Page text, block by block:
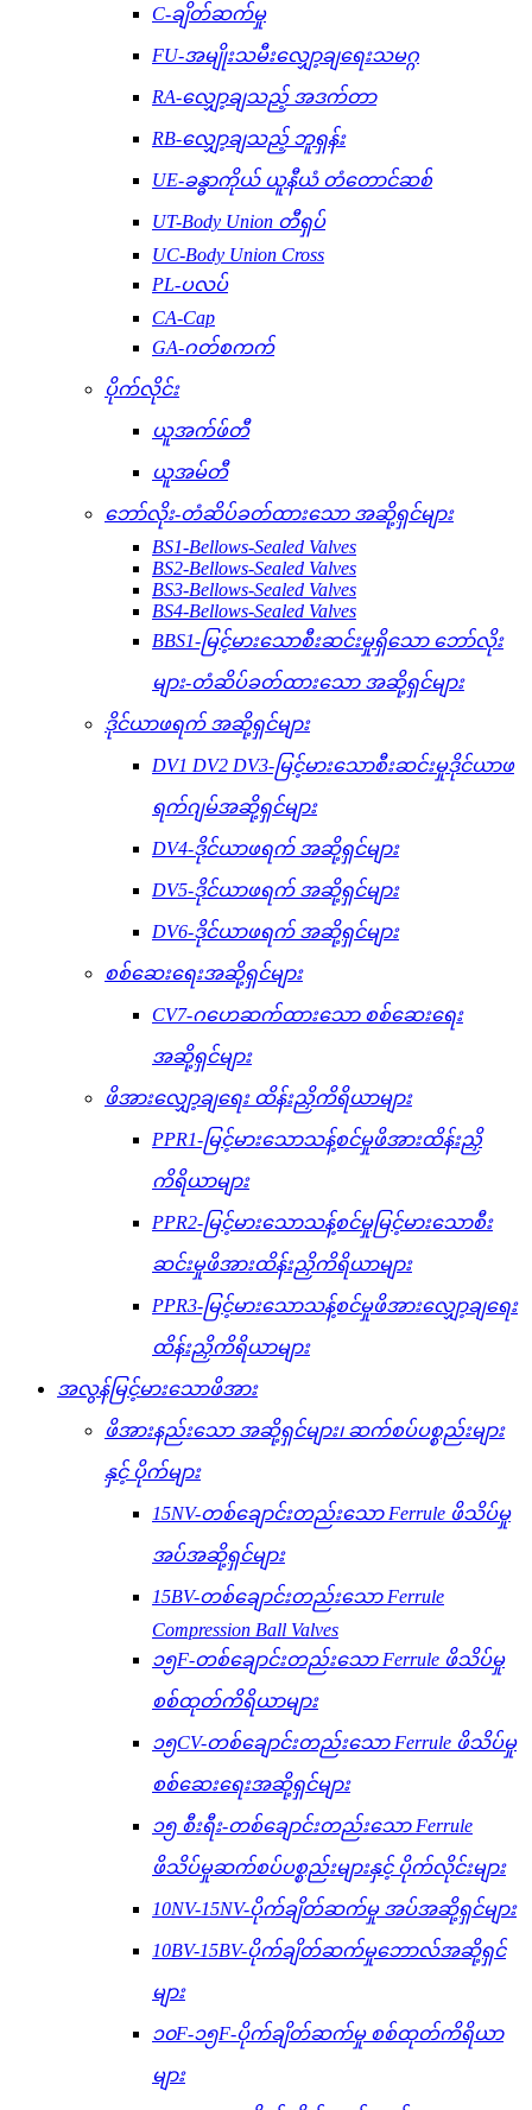
C-ချိတ်ဆက်မှု
FU-အမျိုးသမီးလျှော့ချရေးသမဂ္ဂ
RA-လျှော့ချသည့် အဒက်တာ
RB-လျှော့ချသည့် ဘူရှန်း
UE-ခန္ဓာကိုယ် ယူနီယံ တံတောင်ဆစ်
UT-Body Union တီရှပ်
UC-Body Union Cross
PL-ပလပ်
CA-Cap
GA-ဂတ်စကက်
ပိုက်လိုင်း
ယူအက်ဖ်တီ
ယူအမ်တီ
ဘော်လိုး-တံဆိပ်ခတ်ထားသော အဆို့ရှင်များ
BS1-Bellows-Sealed Valves
BS2-Bellows-Sealed Valves
BS3-Bellows-Sealed Valves
BS4-Bellows-Sealed Valves
BBS1-မြင့်မားသောစီးဆင်းမှုရှိသော ဘော်လိုး
များ-တံဆိပ်ခတ်ထားသော အဆို့ရှင်များ
ဒိုင်ယာဖရက် အဆို့ရှင်များ
DV1 DV2 DV3-မြင့်မားသောစီးဆင်းမှုဒိုင်ယာဖ
ရက်ဂျမ်အဆို့ရှင်များ
DV4-ဒိုင်ယာဖရက် အဆို့ရှင်များ
DV5-ဒိုင်ယာဖရက် အဆို့ရှင်များ
DV6-ဒိုင်ယာဖရက် အဆို့ရှင်များ
စစ်ဆေးရေးအဆို့ရှင်များ
CV7-ဂဟေဆက်ထားသော စစ်ဆေးရေး
အဆို့ရှင်များ
ဖိအားလျှော့ချရေး ထိန်းညှိကိရိယာများ
PPR1-မြင့်မားသောသန့်စင်မှုဖိအားထိန်းညှိ
ကိရိယာများ
PPR2-မြင့်မားသောသန့်စင်မှုမြင့်မားသောစီး
ဆင်းမှုဖိအားထိန်းညှိကိရိယာများ
PPR3-မြင့်မားသောသန့်စင်မှုဖိအားလျှော့ချရေး
ထိန်းညှိကိရိယာများ
အလွန်မြင့်မားသောဖိအား
ဖိအားနည်းသော အဆို့ရှင်များ၊ ဆက်စပ်ပစ္စည်းများ
နှင့် ပိုက်များ
15NV-တစ်ချောင်းတည်းသော Ferrule ဖိသိပ်မှု
အပ်အဆို့ရှင်များ
15BV-တစ်ချောင်းတည်းသော Ferrule
Compression Ball Valves
၁၅F-တစ်ချောင်းတည်းသော Ferrule ဖိသိပ်မှု
စစ်ထုတ်ကိရိယာများ
၁၅CV-တစ်ချောင်းတည်းသော Ferrule ဖိသိပ်မှု
စစ်ဆေးရေးအဆို့ရှင်များ
၁၅ စီးရီး-တစ်ချောင်းတည်းသော Ferrule
ဖိသိပ်မှုဆက်စပ်ပစ္စည်းများနှင့် ပိုက်လိုင်းများ
10NV-15NV-ပိုက်ချိတ်ဆက်မှု အပ်အဆို့ရှင်များ
10BV-15BV-ပိုက်ချိတ်ဆက်မှုဘောလ်အဆို့ရှင်
များ
၁၀F-၁၅F-ပိုက်ချိတ်ဆက်မှု စစ်ထုတ်ကိရိယာ
များ